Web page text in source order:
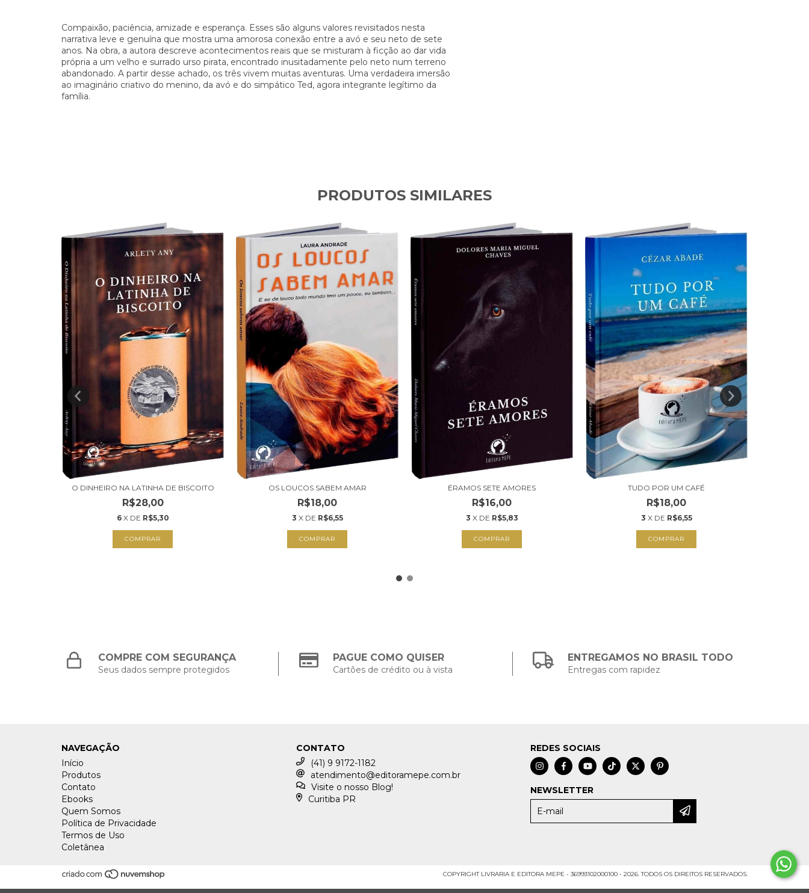
Compaixão, paciência, amizade e esperança. Esses são alguns valores revisitados nesta
narrativa leve e genuína que mostra uma amorosa conexão entre a avó e seu neto de sete
anos. Na obra, a autora descreve acontecimentos reais que se misturam à ficção ao dar vida
própria a um velho e surrado urso pirata, encontrado inusitadamente pelo neto num terreno
abandonado. A partir desse achado, os três vivem muitas aventuras. Uma verdadeira imersão
ao imaginário criativo do menino, da avó e do simpático Ted, agora integrante legítimo da
família.
PRODUTOS SIMILARES
O DINHEIRO NA LATINHA DE BISCOITO
R$28,00
6 X DE R$5,30
COMPRAR
OS LOUCOS SABEM AMAR
R$18,00
3 X DE R$6,55
COMPRAR
ÉRAMOS SETE AMORES
R$16,00
3 X DE R$5,83
COMPRAR
TUDO POR UM CAFÉ
R$18,00
3 X DE R$6,55
COMPRAR
COMPRE COM SEGURANÇA
Seus dados sempre protegidos
PAGUE COMO QUISER
Cartões de crédito ou à vista
ENTREGAMOS NO BRASIL TODO
Entregas com rapidez
NAVEGAÇÃO
Início
Produtos
Contato
Ebooks
Quem Somos
Política de Privacidade
Termos de Uso
Coletânea
CONTATO
(41) 9 9172-1182
atendimento@editoramepe.com.br
Visite o nosso Blog!
Curitiba PR
REDES SOCIAIS
NEWSLETTER
COPYRIGHT LIVRARIA E EDITORA MEPE - 36993102000100 - 2026. TODOS OS DIREITOS RESERVADOS.